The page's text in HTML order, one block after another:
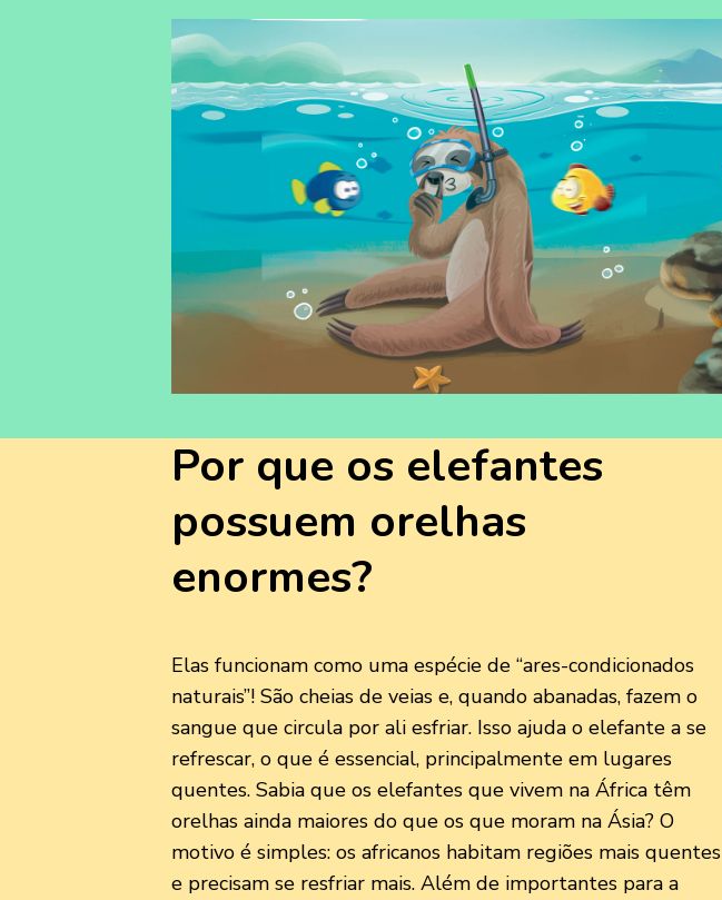
Por que os elefantes
possuem orelhas
enormes?
Elas funcionam como uma espécie de “ares-condicionados
naturais”! São cheias de veias e, quando abanadas, fazem o
sangue que circula por ali esfriar. Isso ajuda o elefante a se
refrescar, o que é essencial, principalmente em lugares
quentes. Sabia que os elefantes que vivem na África têm
orelhas ainda maiores do que os que moram na Ásia? O
motivo é simples: os africanos habitam regiões mais quentes
e precisam se resfriar mais. Além de importantes para a